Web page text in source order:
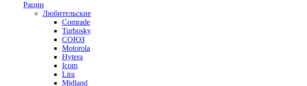
Рации
Любительские
Comrade
Turbosky
СОЮЗ
Motorola
Hytera
Icom
Lira
Midland